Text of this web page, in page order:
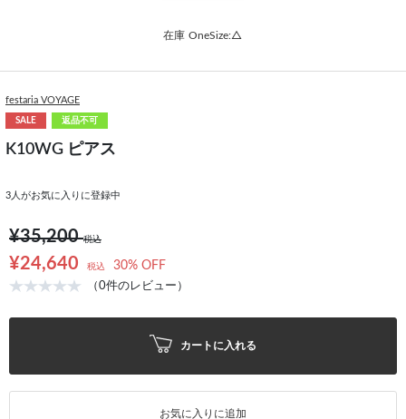
在庫 OneSize:△
festaria VOYAGE
SALE 返品不可
K10WG ピアス
3 人がお気に入りに登録中
¥35,200税込
¥24,640 税込 30% OFF
（0件のレビュー）
カートに入れる
お気に入りに追加